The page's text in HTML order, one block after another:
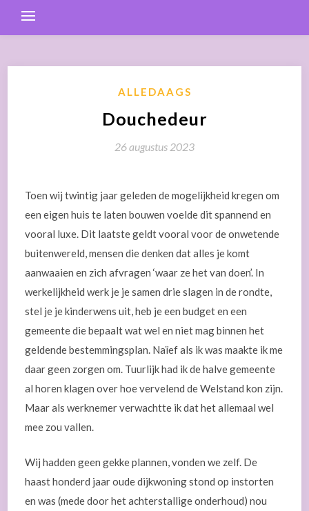
ALLEDAAGS
Douchedeur
26 augustus 2023
Toen wij twintig jaar geleden de mogelijkheid kregen om
een eigen huis te laten bouwen voelde dit spannend en
vooral luxe. Dit laatste geldt vooral voor de onwetende
buitenwereld, mensen die denken dat alles je komt
aanwaaien en zich afvragen ‘waar ze het van doen’. In
werkelijkheid werk je je samen drie slagen in de rondte,
stel je je kinderwens uit, heb je een budget en een
gemeente die bepaalt wat wel en niet mag binnen het
geldende bestemmingsplan. Naïef als ik was maakte ik me
daar geen zorgen om. Tuurlijk had ik de halve gemeente
al horen klagen over hoe vervelend de Welstand kon zijn.
Maar als werknemer verwachtte ik dat het allemaal wel
mee zou vallen.
Wij hadden geen gekke plannen, vonden we zelf. De
haast honderd jaar oude dijkwoning stond op instorten
en was (mede door het achterstallige onderhoud) nou